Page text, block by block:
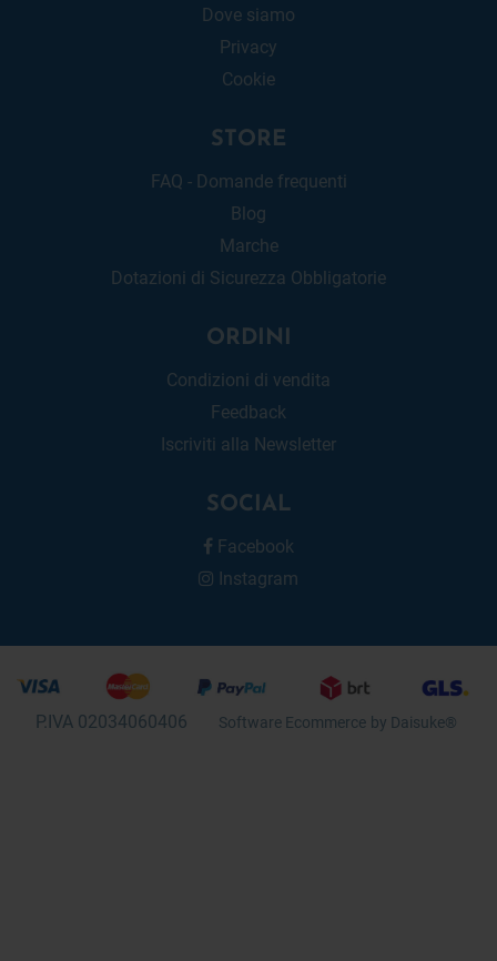
Dove siamo
Privacy
Cookie
STORE
FAQ - Domande frequenti
Blog
Marche
Dotazioni di Sicurezza Obbligatorie
ORDINI
Condizioni di vendita
Feedback
Iscriviti alla Newsletter
SOCIAL
Facebook
Instagram
P.IVA 02034060406 Software Ecommerce by Daisuke®